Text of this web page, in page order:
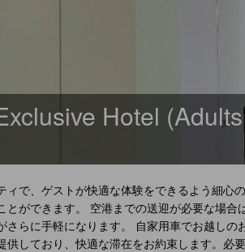
Hotel
ィで、ゲストが快適な体験をできるよう細
とができます。 空港までの送迎が必要な場
さらに手軽になります。 自家用車でお越し
供しており、快適な滞在をお約束します。